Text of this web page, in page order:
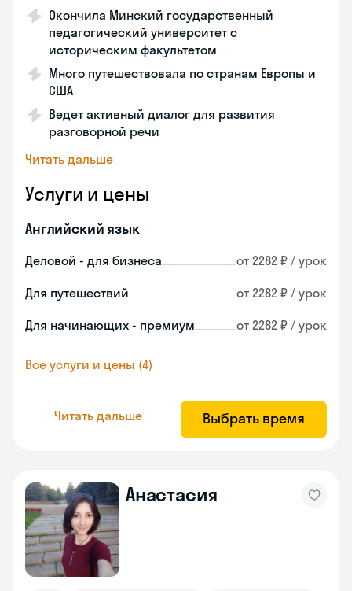
Окончила Минский государственный
педагогический университет с
историческим факультетом
Много путешествовала по странам Европы и
США
Ведет активный диалог для развития
разговорной речи
Читать дальше
Услуги и цены
Английский язык
Деловой - для бизнеса от 2282 ₽ / урок
Для путешествий от 2282 ₽ / урок
Для начинающих - премиум от 2282 ₽ / урок
Все услуги и цены (4)
Читать дальше Выбрать время
Анастасия